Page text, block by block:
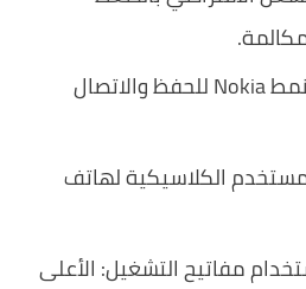
لوحة مفاتيح T9 بنمط Nokia للحفظ والاتصال
الكلاسيكية لهاتف
مفاتيح التشغيل: الأعلى